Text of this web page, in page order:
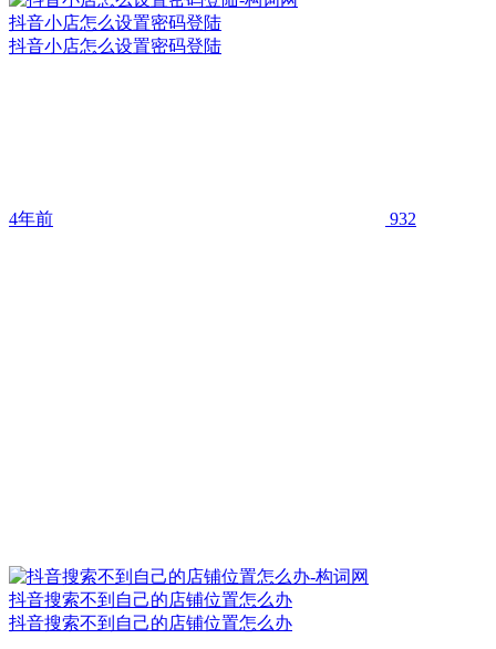
抖音小店怎么设置密码登陆
抖音小店怎么设置密码登陆
4年前 932
抖音搜索不到自己的店铺位置怎么办
抖音搜索不到自己的店铺位置怎么办